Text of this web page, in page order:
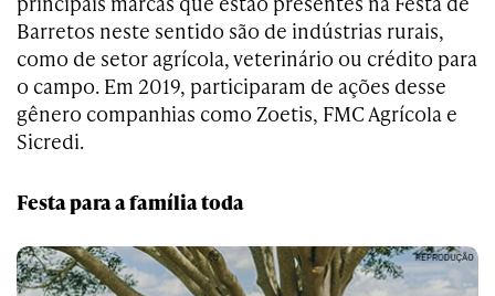
Barretos neste sentido são de indústrias rurais,
como de setor agrícola, veterinário ou crédito para
o campo. Em 2019, participaram de ações desse
gênero companhias como Zoetis, FMC Agrícola e
Sicredi.
Festa para a família toda